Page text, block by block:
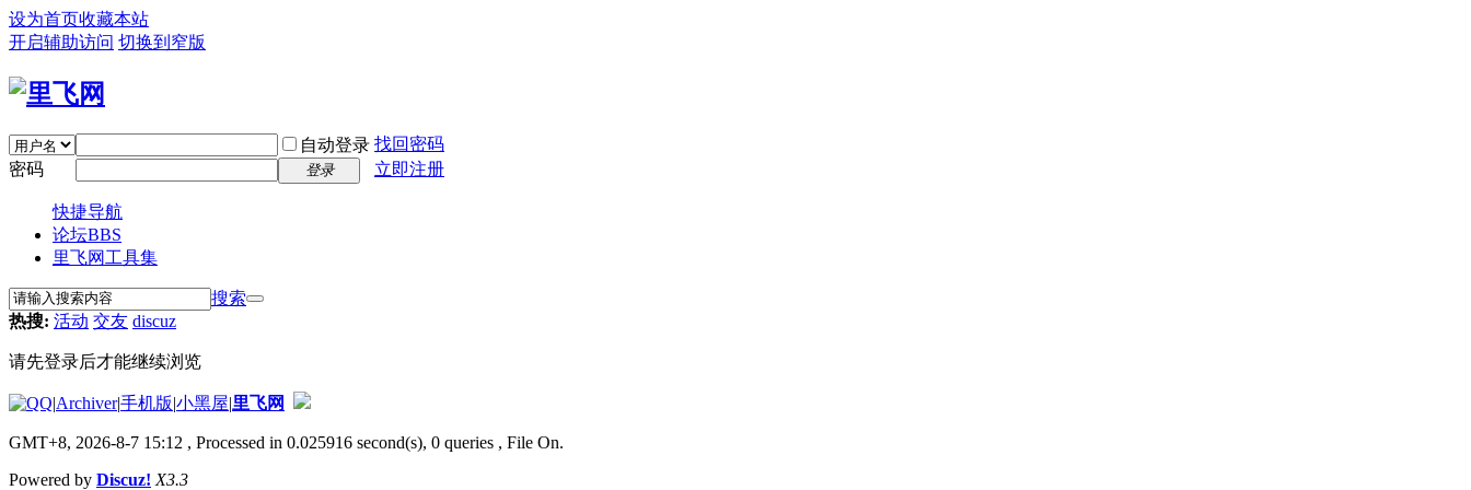
设为首页收藏本站
开启辅助访问 切换到窄版
自动登录 找回密码
密码
登录 立即注册
快捷导航
论坛BBS
里飞网工具集
搜索
热搜: 活动 交友 discuz
请先登录后才能继续浏览
|Archiver|手机版|小黑屋|里飞网
GMT+8, 2026-8-7 15:12 , Processed in 0.025916 second(s), 0 queries , File On.
Powered by Discuz! X3.3